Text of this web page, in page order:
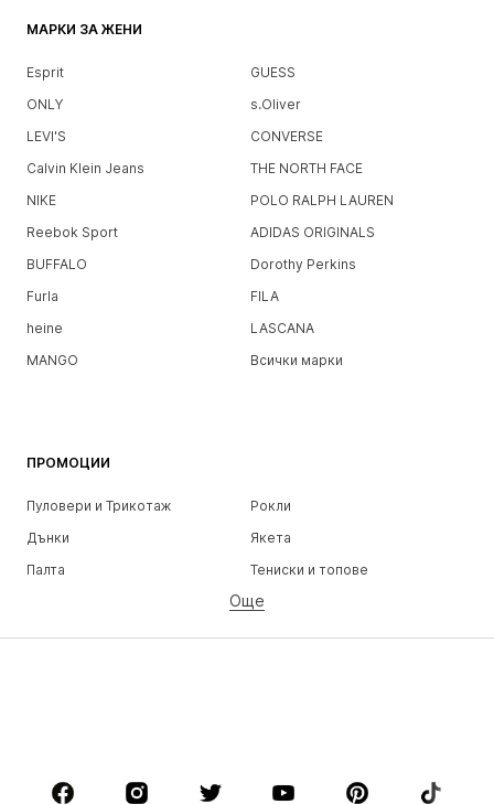
МАРКИ ЗА ЖЕНИ
Esprit
GUESS
ONLY
s.Oliver
LEVI'S
CONVERSE
Calvin Klein Jeans
THE NORTH FACE
NIKE
POLO RALPH LAUREN
Reebok Sport
ADIDAS ORIGINALS
BUFFALO
Dorothy Perkins
Furla
FILA
heine
LASCANA
MANGO
Всички марки
ПРОМОЦИИ
Пуловери и Трикотаж
Рокли
Дънки
Якета
Палта
Тениски и топове
Бельо
Поли
Блузи и туники
Аксесоари
Premium
Още